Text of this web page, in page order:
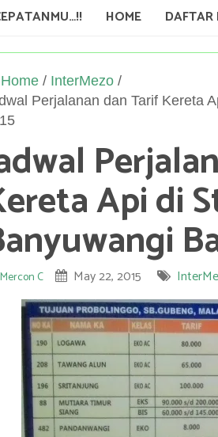
HOME DAFTAR
Home / InterMezo /
Perjalanan dan Tarif Kereta
Api di
Mercon C May 22, 2015